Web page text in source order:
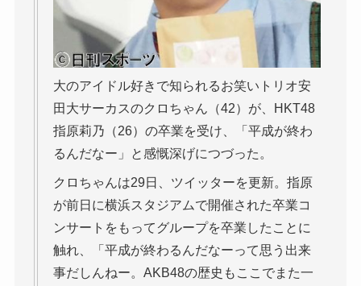
大のアイドル好きで知られるお笑いトリオ安
田大サーカスのクロちゃん（42）が、HKT48
指原莉乃（26）の卒業を受け、「平成が終わ
るんだなー」と感慨深げにつづった。
クロちゃんは29日、ツイッターを更新。指原
が前日に横浜スタジアムで開催された卒業コ
ンサートをもってグループを卒業したことに
触れ、「平成が終わるんだなーって思う出来
事だしんねー。AKB48の歴史もここでまた一